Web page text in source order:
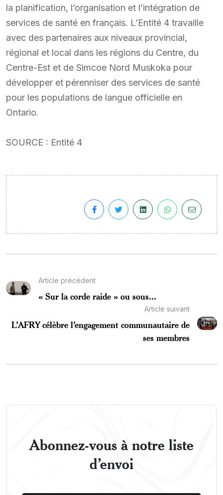
la planification, l’organisation et l’intégration de
services de santé en français. L’Entité 4 travaille
avec des partenaires aux niveaux provincial,
régional et local dans les régions du Centre, du
Centre-Est et de Simcoe Nord Muskoka pour
développer et pérenniser des services de santé
pour les populations de langue officielle en
Ontario.
SOURCE : Entité 4
Article précédent
« Sur la corde raide » ou sous...
Article suivant
L’AFRY célèbre l’engagement communautaire de
ses membres
Abonnez-vous à notre liste
d’envoi